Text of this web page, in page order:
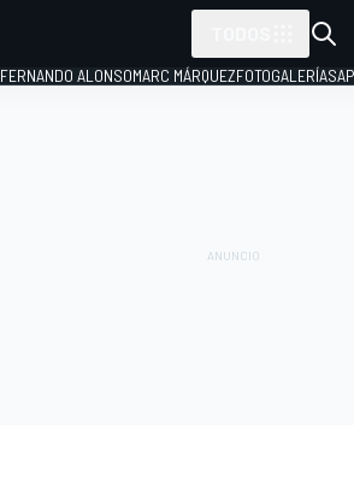
FERNANDO ALONSOMARC MÁRQUEZFOTOGALERÍAS